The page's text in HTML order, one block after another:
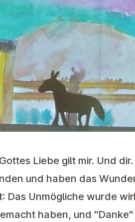
Liebe gilt mir. Und
und haben das
Das Unmögliche wurde
haben, und